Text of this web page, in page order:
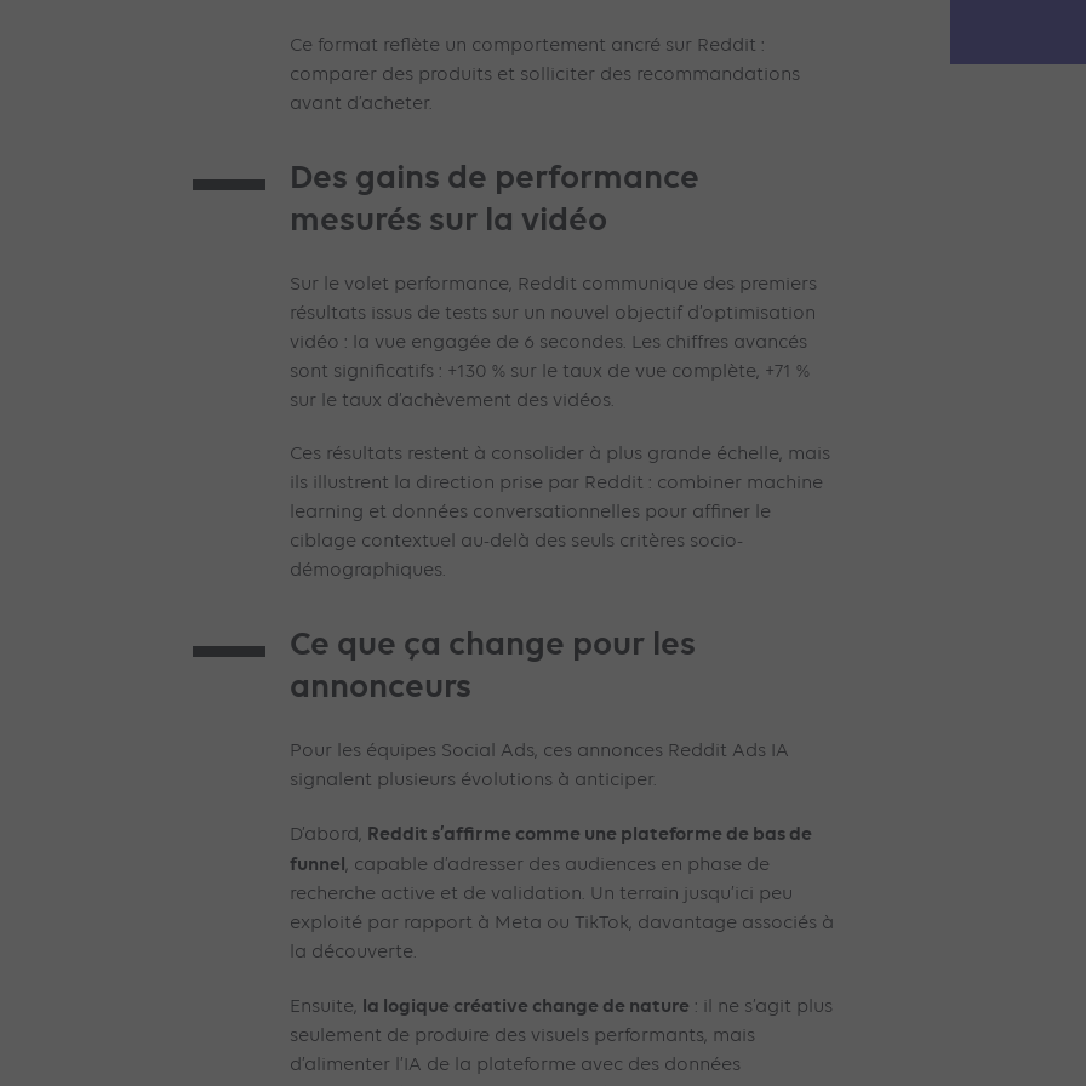
Ce format reflète un comportement ancré sur Reddit :
comparer des produits et solliciter des recommandations
avant d’acheter.
Des gains de performance
mesurés sur la vidéo
Sur le volet performance, Reddit communique des premiers
résultats issus de tests sur un nouvel objectif d’optimisation
vidéo : la vue engagée de 6 secondes. Les chiffres avancés
sont significatifs : +130 % sur le taux de vue complète, +71 %
sur le taux d’achèvement des vidéos.
Ces résultats restent à consolider à plus grande échelle, mais
ils illustrent la direction prise par Reddit : combiner machine
learning et données conversationnelles pour affiner le
ciblage contextuel au-delà des seuls critères socio-
démographiques.
Ce que ça change pour les
annonceurs
Pour les équipes Social Ads, ces annonces Reddit Ads IA
signalent plusieurs évolutions à anticiper.
D’abord, Reddit s’affirme comme une plateforme de bas de
funnel, capable d’adresser des audiences en phase de
recherche active et de validation. Un terrain jusqu’ici peu
exploité par rapport à Meta ou TikTok, davantage associés à
la découverte.
Ensuite, la logique créative change de nature : il ne s’agit plus
seulement de produire des visuels performants, mais
d’alimenter l’IA de la plateforme avec des données